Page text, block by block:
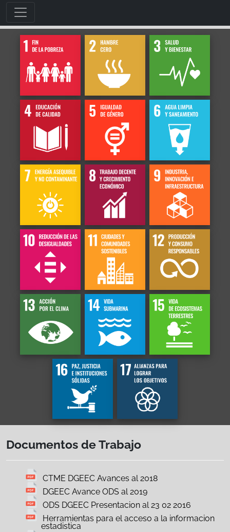
Documentos de Trabajo
CTME DGEEC Avances al 2018
DGEEC Avance ODS al 2019
ODS DGEEC Presentacion al 23 02 2016
Herramientas para el acceso a la informacion
estadistica